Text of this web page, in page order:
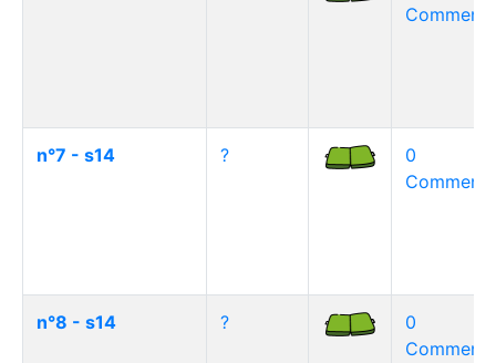
n°7 - s14 ?
0
n°8 - s14 ?
0